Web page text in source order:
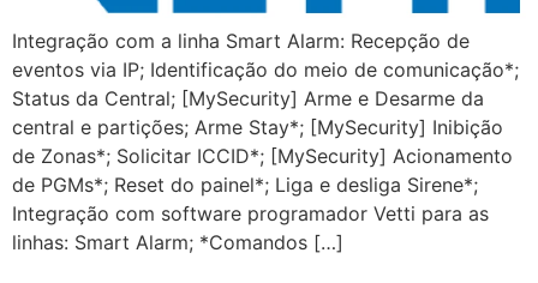
Integração com a linha Smart Alarm: Recepção de
eventos via IP; Identificação do meio de comunicação*;
Status da Central; [MySecurity] Arme e Desarme da
central e partições; Arme Stay*; [MySecurity] Inibição
de Zonas*; Solicitar ICCID*; [MySecurity] Acionamento
de PGMs*; Reset do painel*; Liga e desliga Sirene*;
Integração com software programador Vetti para as
linhas: Smart Alarm; *Comandos […]